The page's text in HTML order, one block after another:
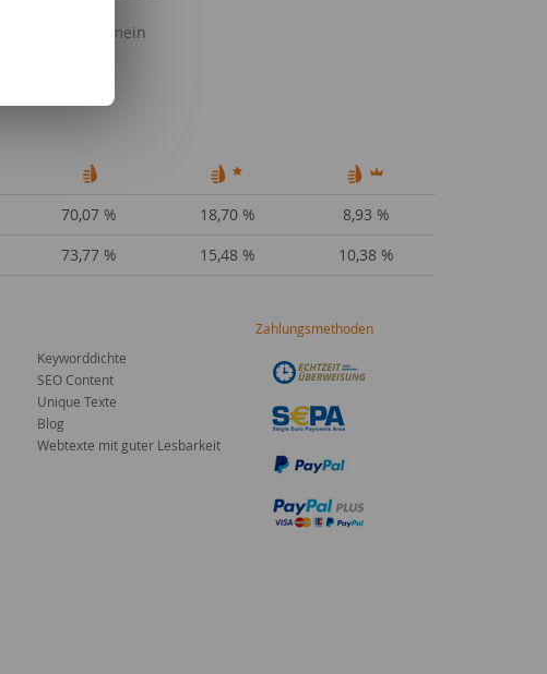
Ernährung allgemein
70,07 % 18,70 %
8,93 %
73,77 % 15,48 % 10,38 %
Keyworddichte
SEO Content
Unique Texte
Blog
Webtexte mit guter Lesbarkeit
Zahlungsmethoden